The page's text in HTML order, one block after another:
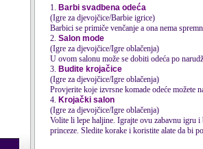
1. Barbi svadbena odeća
(Igre za djevojčice/Barbie igrice)
Barbici se primiče venčanje a ona nema
2. Salon mode
(Igre za djevojčice/Igre oblačenja)
U ovom salonu može se dobiti odeća po
3. Budite krojačice
(Igre za djevojčice/Igre oblačenja)
Provjerite koje izvrsne komade odeće možete
4. Krojački salon
(Igre za djevojčice/Igre oblačenja)
Volite li lepe haljine. Igrajte ovu zabavnu igru i
princeze. Sledite korake i koristite alate da bi